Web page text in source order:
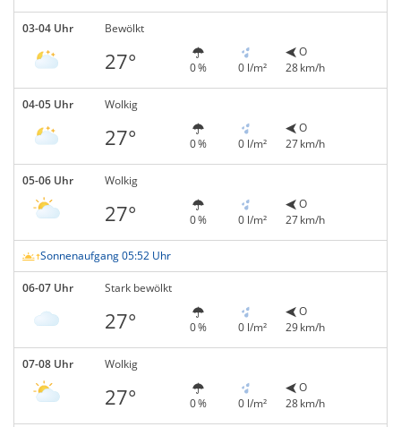
03-04 Uhr Bewölkt
27° 0 % 0 l/m²
O
28 km/h
04-05 Uhr Wolkig
27° 0 % 0 l/m²
O
27 km/h
05-06 Uhr Wolkig
27° 0 % 0 l/m²
O
27 km/h
Sonnenaufgang 05:52 Uhr
06-07 Uhr Stark bewölkt
27° 0 % 0 l/m²
O
29 km/h
07-08 Uhr Wolkig
27° 0 % 0 l/m²
O
28 km/h